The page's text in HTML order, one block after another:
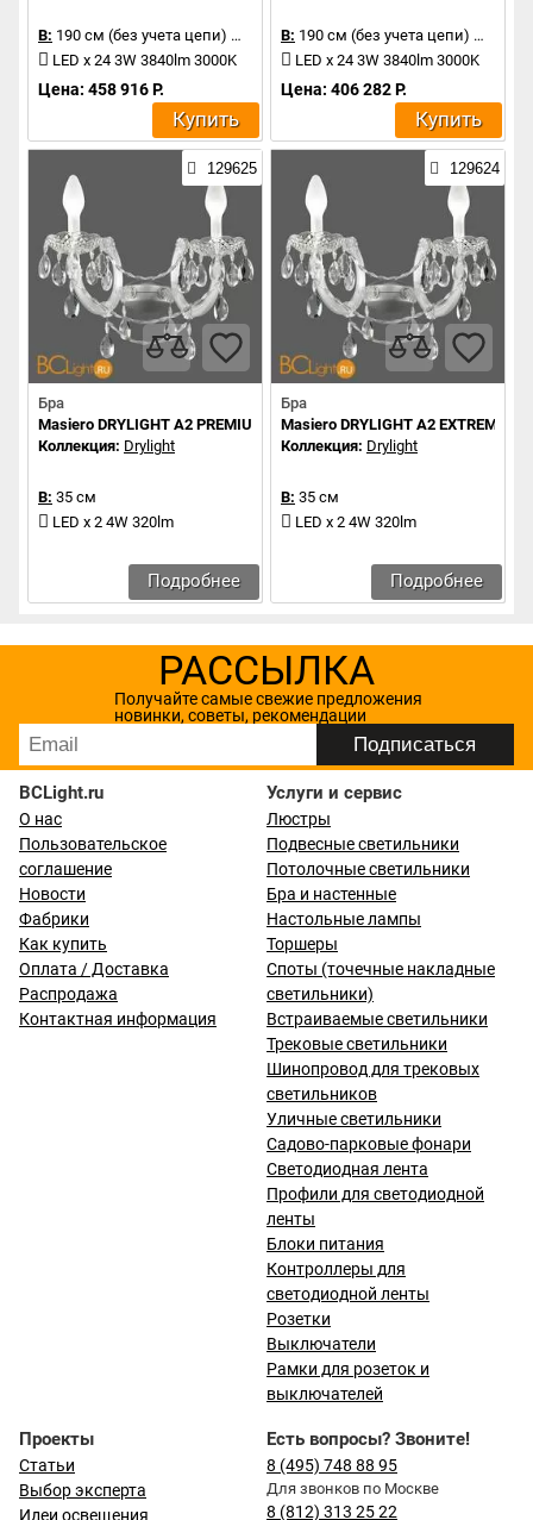
В: 190 см (без учета цепи) Д:
106 см
LED x 24 3W 3840lm 3000K
Цена: 458 916 Р.
Купить
В: 190 см (без учета цепи) Д:
LED x 24 3W 3840lm 3000K
Цена: 406 282 Р.
Купить
129625
Бра
Masiero DRYLIGHT A2 PREMIUM RGBW
Коллекция: Drylight
В: 35 см
LED x 2 4W 320lm
Подробнее
129624
Бра
Masiero DRYLIGHT A2 EXTREME
Коллекция: Drylight
В: 35 см
LED x 2 4W 320lm
Подробнее
РАССЫЛКА
Получайте самые свежие предложения
новинки, советы, рекомендации
BCLight.ru
О нас
Пользовательское
соглашение
Новости
Фабрики
Как купить
Оплата / Доставка
Распродажа
Контактная информация
Услуги и сервис
Люстры
Подвесные светильники
Потолочные светильники
Бра и настенные
Настольные лампы
Торшеры
Споты (точечные накладные
светильники)
Встраиваемые светильники
Трековые светильники
Шинопровод для трековых
светильников
Уличные светильники
Садово-парковые фонари
Светодиодная лента
Профили для светодиодной
ленты
Блоки питания
Контроллеры для
светодиодной ленты
Розетки
Выключатели
Рамки для розеток и
выключателей
Проекты
Статьи
Выбор эксперта
Идеи освещения
Есть вопросы? Звоните!
8 (495) 748 88 95
Для звонков по Москве
8 (812) 313 25 22